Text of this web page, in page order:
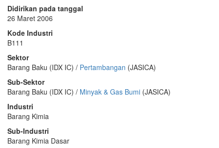
Didirikan pada tanggal
26 Maret 2006
Kode Industri
B111
Sektor
Barang Baku (IDX IC) / Pertambangan (JASICA)
Sub-Sektor
Barang Baku (IDX IC) / Minyak & Gas Bumi (JASICA)
Industri
Barang Kimia
Sub-Industri
Barang Kimia Dasar